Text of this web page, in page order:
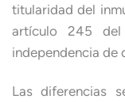
titularidad del
artículo 245
independencia de
Las diferencias